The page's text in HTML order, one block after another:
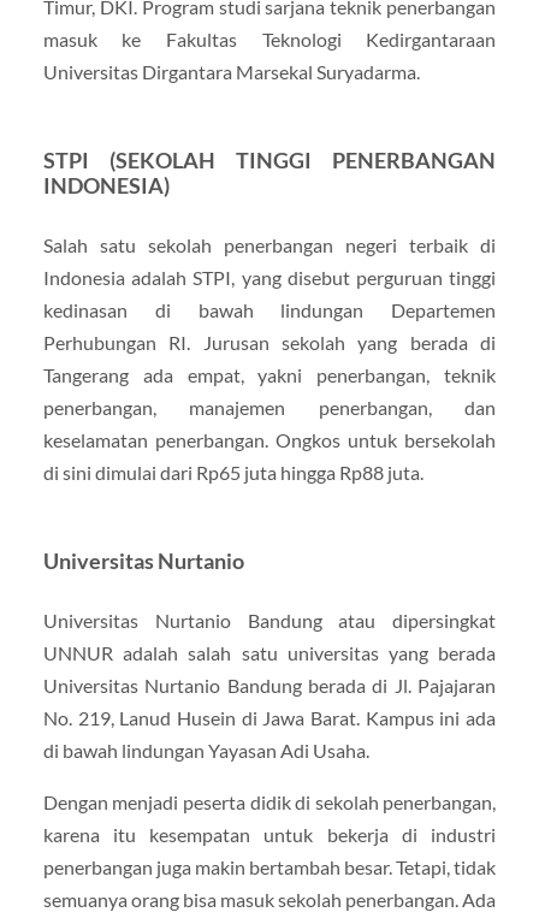
Timur, DKI. Program studi sarjana teknik penerbangan
masuk ke Fakultas Teknologi Kedirgantaraan
Universitas Dirgantara Marsekal Suryadarma.
STPI (SEKOLAH TINGGI PENERBANGAN
INDONESIA)
Salah satu sekolah penerbangan negeri terbaik di
Indonesia adalah STPI, yang disebut perguruan tinggi
kedinasan di bawah lindungan Departemen
Perhubungan RI. Jurusan sekolah yang berada di
Tangerang ada empat, yakni penerbangan, teknik
penerbangan, manajemen penerbangan, dan
keselamatan penerbangan. Ongkos untuk bersekolah
di sini dimulai dari Rp65 juta hingga Rp88 juta.
Universitas Nurtanio
Universitas Nurtanio Bandung atau dipersingkat
UNNUR adalah salah satu universitas yang berada
Universitas Nurtanio Bandung berada di Jl. Pajajaran
No. 219, Lanud Husein di Jawa Barat. Kampus ini ada
di bawah lindungan Yayasan Adi Usaha.
Dengan menjadi peserta didik di sekolah penerbangan,
karena itu kesempatan untuk bekerja di industri
penerbangan juga makin bertambah besar. Tetapi, tidak
semuanya orang bisa masuk sekolah penerbangan. Ada